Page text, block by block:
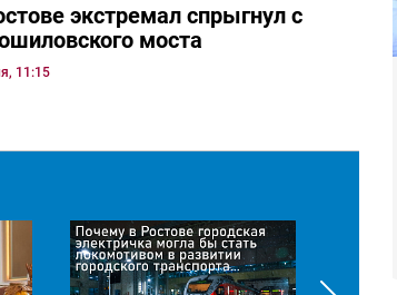
экстремал спрыгнул с
моста
11:15